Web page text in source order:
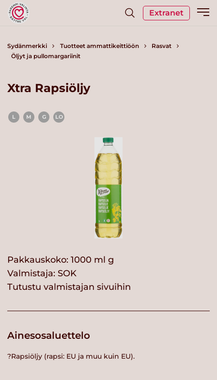
Extranet
Sydänmerkki Tuotteet ammattikeittiöön
Rasvat
Öljyt ja pullomargariinit
Xtra Rapsiöljy
L M G LO
Pakkauskoko: 1000 ml g
Valmistaja: SOK
Tutustu valmistajan sivuihin
Ainesosaluettelo
?Rapsiöljy (rapsi: EU ja muu kuin EU).